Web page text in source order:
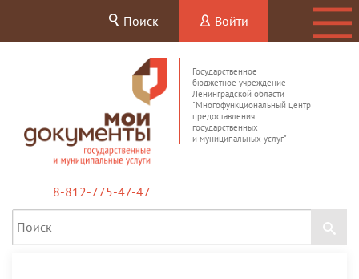
Поиск Войти
Государственное
бюджетное учреждение
Ленинградской области
"Многофункциональный центр
предоставления
государственных
и муниципальных услуг"
8-812-775-47-47